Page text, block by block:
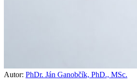
Autor: PhDr. Ján Ganobčík, PhD., MSc.